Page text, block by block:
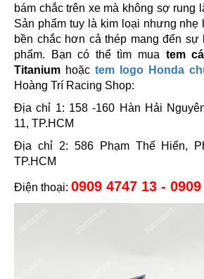
bám chắc trên xe mà không sợ rung
Sản phẩm tuy là kim loại nhưng nhẹ
bền chắc hơn cả thép mang đến sự
phẩm. Bạn có thể tìm mua tem
Titanium hoặc tem logo Honda
Hoàng Trí Racing Shop:
Địa chỉ 1: 158 -160 Hàn Hải
11, TP.HCM
Địa chỉ 2: 586 Phạm Thế Hiển,
TP.HCM
Điện thoại: 0909 4747 13 -